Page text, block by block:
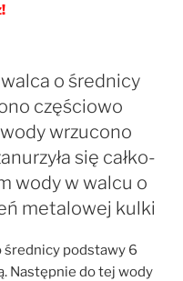
walca o średnicy
częściowo
wrzucono
się całko-
wody w walcu o
metalowej kulki
średnicy podstawy 6
Następnie do tej wody